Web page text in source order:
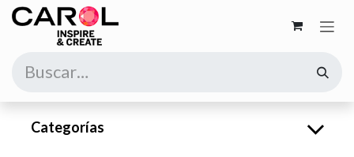
Ir al contenido
Categorías